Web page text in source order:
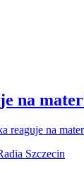
na
reaguje na